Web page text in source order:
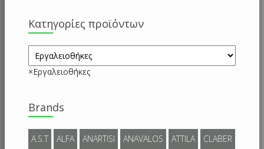
Κατηγορίες προϊόντων
×Εργαλειοθήκες
Brands
A.S.T ALFA ANARTISI ANAVALOS ATTILA CLABER